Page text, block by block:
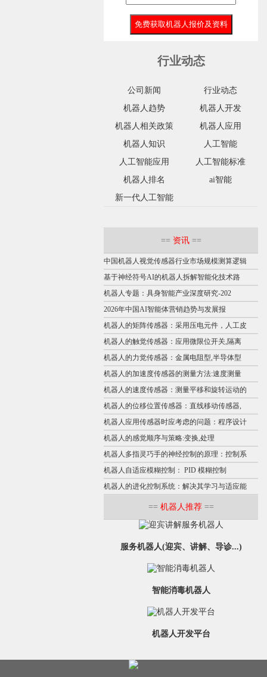
行业动态
公司新闻
行业动态
机器人趋势
机器人开发
机器人相关政策
机器人应用
机器人知识
人工智能
人工智能应用
人工智能标准
机器人排名
ai智能
新一代人工智能
== 资讯==
中国机器人视觉传感器行业市场规模测算逻辑
基于神经符号AI的机器人拆解智能化技术路
机器人专题：具身智能产业深度研究-202
2026年中国AI智能体营销趋势与发展报
机器人的矩阵传感器：采用压电元件，人工皮
机器人的触觉传感器：应用微限位开关,隔离
机器人的力觉传感器：金属电阻型,半导体型
机器人的加速度传感器的测量方法:速度测量
机器人的速度传感器：测量平移和旋转运动的
机器人的位移位置传感器：直线移动传感器,
机器人应用传感器时应考虑的问题：程序设计
机器人的感觉顺序与策略:变换,处理
机器人多指灵巧手的神经控制的原理：控制系
机器人自适应模糊控制： PID 模糊控制
机器人的进化控制系统：解决其学习与适应能
== 机器人推荐==
服务机器人(迎宾、讲解、导诊...)
智能消毒机器人
机器人开发平台